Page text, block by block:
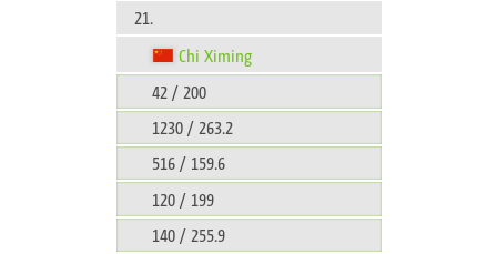
21.
Chi Ximing
42 / 200
1230 / 263.2
516 / 159.6
120 / 199
140 / 255.9